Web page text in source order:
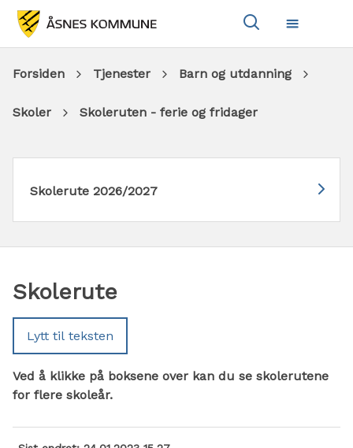
Meny
Du
er
Forsiden Tjenester Barn og utdanning
Skoler Skoleruten - ferie og fridager
Skolerute 2026/2027
Skolerute
Lytt til teksten
Ved å klikke på boksene over kan du se skolerutene
for flere skoleår.